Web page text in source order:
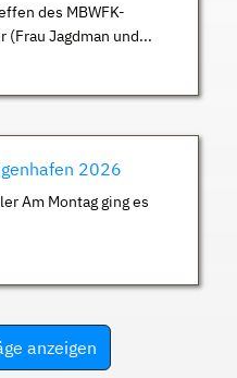
des MBWFK-
(Frau Jagdman und...
2026
Am Montag ging es
anzeigen